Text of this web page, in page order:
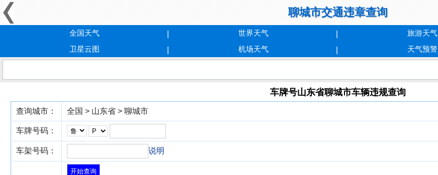
聊城市交通违章查询
全国天气 世界天气 旅游天气
卫星云图
机场天气 天气预警
车牌号山东省聊城市车辆违规查询
查询城市： 全国 > 山东省 > 聊城市
车牌号码：
车架号码： 说明